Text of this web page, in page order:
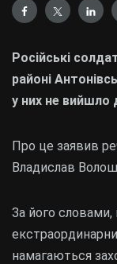
Російські
районі
у них не вийшло
Про це заявив
Владислав
За його словами,
намагаються